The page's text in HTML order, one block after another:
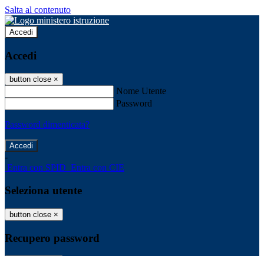
Salta al contenuto
Accedi
Accedi
button close ×
Nome Utente
Password
Password dimenticata?
-
Entra con SPID Entra con CIE
Seleziona utente
button close ×
Recupero password